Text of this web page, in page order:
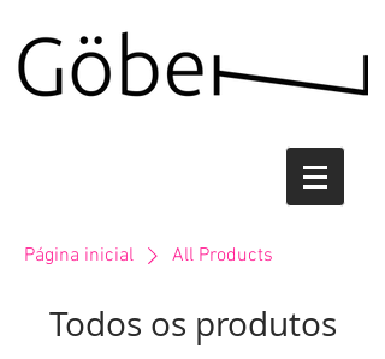
Página inicial All Products
Todos os produtos